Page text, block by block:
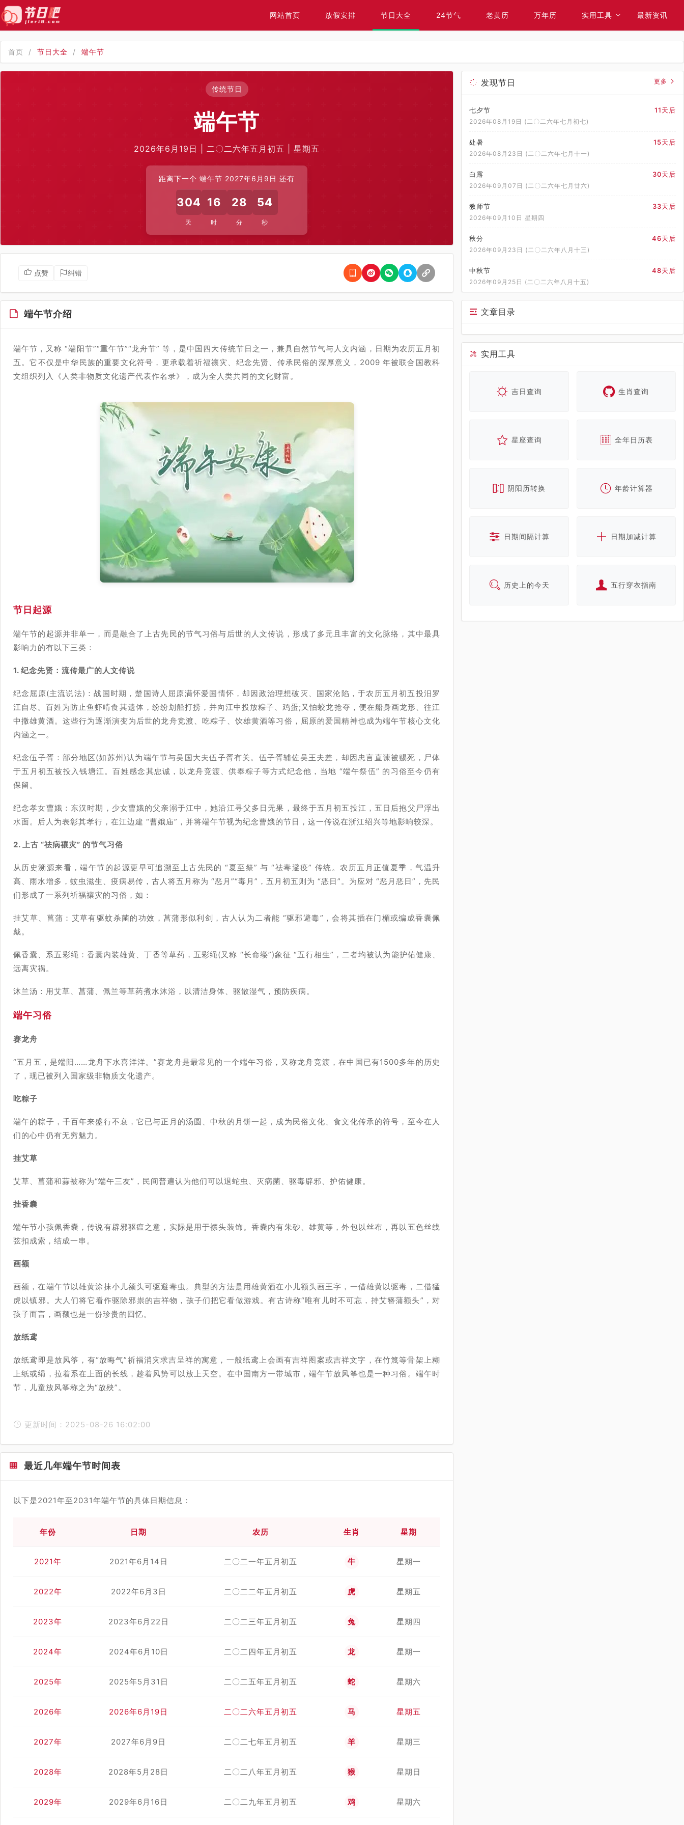
网站首页 放假安排 节日大全 24节气 老黄历 万年历 实用工具 最新资讯
首页 / 节日大全 / 端午节
传统节日
端午节
2026年6月19日 | 二〇二六年五月初五 | 星期五
距离下一个 端午节 2027年6月9日 还有
304
天
16
时
28
分
54
秒
点赞 纠错
端午节介绍
端午节，又称 “端阳节”“重午节”“龙舟节” 等，是中国四大传统节日之一，兼具自然节气与人文内涵，日期为农历五月初
五。它不仅是中华民族的重要文化符号，更承载着祈福禳灾、纪念先贤、传承民俗的深厚意义，2009 年被联合国教科
文组织列入《人类非物质文化遗产代表作名录》，成为全人类共同的文化财富。
节日起源
端午节的起源并非单一，而是融合了上古先民的节气习俗与后世的人文传说，形成了多元且丰富的文化脉络，其中最具
影响力的有以下三类：
1. 纪念先贤：流传最广的人文传说
纪念屈原(主流说法)：战国时期，楚国诗人屈原满怀爱国情怀，却因政治理想破灭、国家沦陷，于农历五月初五投汨罗
江自尽。百姓为防止鱼虾啃食其遗体，纷纷划船打捞，并向江中投放粽子、鸡蛋;又怕蛟龙抢夺，便在船身画龙形、往江
中撒雄黄酒。这些行为逐渐演变为后世的龙舟竞渡、吃粽子、饮雄黄酒等习俗，屈原的爱国精神也成为端午节核心文化
内涵之一。
纪念伍子胥：部分地区(如苏州)认为端午节与吴国大夫伍子胥有关。伍子胥辅佐吴王夫差，却因忠言直谏被赐死，尸体
于五月初五被投入钱塘江。百姓感念其忠诚，以龙舟竞渡、供奉粽子等方式纪念他，当地 “端午祭伍” 的习俗至今仍有
保留。
纪念孝女曹娥：东汉时期，少女曹娥的父亲溺于江中，她沿江寻父多日无果，最终于五月初五投江，五日后抱父尸浮出
水面。后人为表彰其孝行，在江边建 “曹娥庙”，并将端午节视为纪念曹娥的节日，这一传说在浙江绍兴等地影响较深。
2. 上古 “祛病禳灾” 的节气习俗
从历史溯源来看，端午节的起源更早可追溯至上古先民的 “夏至祭” 与 “祛毒避疫” 传统。农历五月正值夏季，气温升
高、雨水增多，蚊虫滋生、疫病易传，古人将五月称为 “恶月”“毒月”，五月初五则为 “恶日”。为应对 “恶月恶日”，先民
们形成了一系列祈福禳灾的习俗，如：
挂艾草、菖蒲：艾草有驱蚊杀菌的功效，菖蒲形似利剑，古人认为二者能 “驱邪避毒”，会将其插在门楣或编成香囊佩
戴。
佩香囊、系五彩绳：香囊内装雄黄、丁香等草药，五彩绳(又称 “长命缕”)象征 “五行相生”，二者均被认为能护佑健康、
远离灾祸。
沐兰汤：用艾草、菖蒲、佩兰等草药煮水沐浴，以清洁身体、驱散湿气，预防疾病。
端午习俗
赛龙舟
“五月五，是端阳……龙舟下水喜洋洋。”赛龙舟是最常见的一个端午习俗，又称龙舟竞渡，在中国已有1500多年的历史
了，现已被列入国家级非物质文化遗产。
吃粽子
端午的粽子，千百年来盛行不衰，它已与正月的汤圆、中秋的月饼一起，成为民俗文化、食文化传承的符号，至今在人
们的心中仍有无穷魅力。
挂艾草
艾草、菖蒲和蒜被称为“端午三友”，民间普遍认为他们可以退蛇虫、灭病菌、驱毒辟邪、护佑健康。
挂香囊
端午节小孩佩香囊，传说有辟邪驱瘟之意，实际是用于襟头装饰。香囊内有朱砂、雄黄等，外包以丝布，再以五色丝线
弦扣成索，结成一串。
画额
画额，在端午节以雄黄涂抹小儿额头可驱避毒虫。典型的方法是用雄黄酒在小儿额头画王字，一借雄黄以驱毒，二借猛
虎以镇邪。大人们将它看作驱除邪祟的吉祥物，孩子们把它看做游戏。有古诗称“唯有儿时不可忘，持艾簪蒲额头”，对
孩子而言，画额也是一份珍贵的回忆。
放纸鸢
放纸鸢即是放风筝，有“放晦气”祈福消灾求吉呈祥的寓意，一般纸鸢上会画有吉祥图案或吉祥文字，在竹篾等骨架上糊
上纸或绢，拉着系在上面的长线，趁着风势可以放上天空。在中国南方一带城市，端午节放风筝也是一种习俗。端午时
节，儿童放风筝称之为“放殃”。
更新时间：2025-08-26 16:02:00
最近几年端午节时间表
以下是2021年至2031年端午节的具体日期信息：
年份 日期 农历 生肖 星期
2021年 2021年6月14日 二〇二一年五月初五 牛 星期一
2022年 2022年6月3日 二〇二二年五月初五 虎 星期五
2023年 2023年6月22日 二〇二三年五月初五 兔 星期四
2024年 2024年6月10日 二〇二四年五月初五 龙 星期一
2025年 2025年5月31日 二〇二五年五月初五 蛇 星期六
2026年 2026年6月19日 二〇二六年五月初五 马 星期五
2027年 2027年6月9日 二〇二七年五月初五 羊 星期三
2028年 2028年5月28日 二〇二八年五月初五 猴 星期日
2029年 2029年6月16日 二〇二九年五月初五 鸡 星期六
发现节日 更多
七夕节 11天后
2026年08月19日 (二〇二六年七月初七)
处暑 15天后
2026年08月23日 (二〇二六年七月十一)
白露 30天后
2026年09月07日 (二〇二六年七月廿六)
教师节 33天后
2026年09月10日 星期四
秋分 46天后
2026年09月23日 (二〇二六年八月十三)
中秋节 48天后
2026年09月25日 (二〇二六年八月十五)
文章目录
实用工具
吉日查询 生肖查询
星座查询 全年日历表
阴阳历转换 年龄计算器
日期间隔计算 日期加减计算
历史上的今天 五行穿衣指南